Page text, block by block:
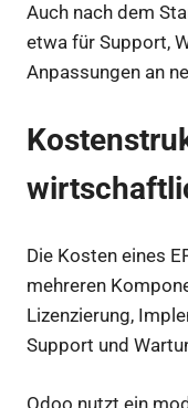
Auch nach dem
etwa für Support,
Anpassungen an
Die Kosten eines
mehreren
Lizenzierung,
Support und
Odoo nutzt ein